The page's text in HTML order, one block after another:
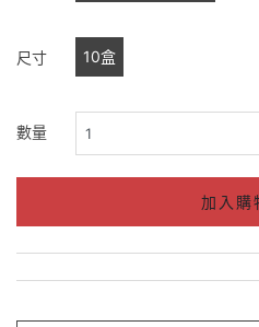
尺寸 10盒
數量
加入購